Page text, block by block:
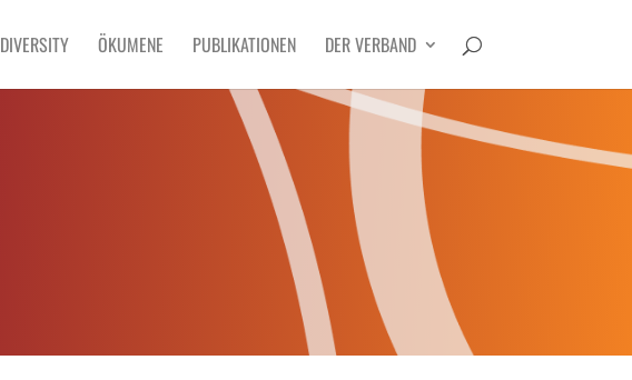
DIVERSITY ÖKUMENE PUBLIKATIONEN DER VERBAND